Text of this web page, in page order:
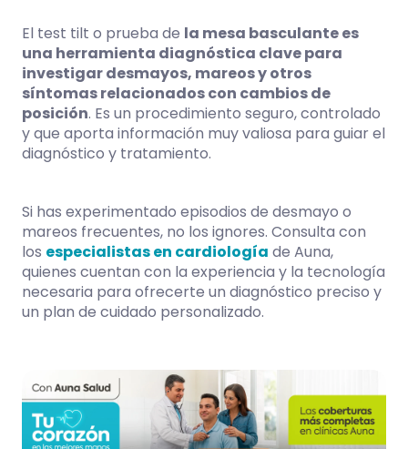
El test tilt o prueba de la mesa basculante es
una herramienta diagnóstica clave para
investigar desmayos, mareos y otros
síntomas relacionados con cambios de
posición. Es un procedimiento seguro, controlado
y que aporta información muy valiosa para guiar el
diagnóstico y tratamiento.
Si has experimentado episodios de desmayo o
mareos frecuentes, no los ignores. Consulta con
los especialistas en cardiología de Auna,
quienes cuentan con la experiencia y la tecnología
necesaria para ofrecerte un diagnóstico preciso y
un plan de cuidado personalizado.